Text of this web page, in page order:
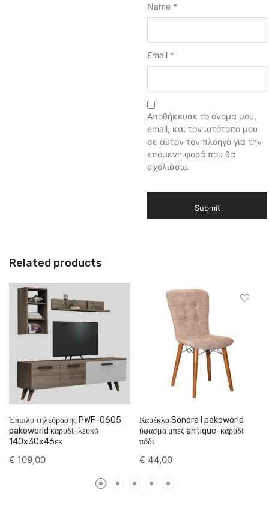
Name *
Email *
Αποθήκευσε το όνομά μου,
email, και τον ιστότοπο μου
σε αυτόν τον πλοηγό για την
επόμενη φορά που θα
σχολιάσω.
Related products
Έπιπλο τηλεόρασης PWF-0605
pakoworld καρυδί-λευκό
140x30x46εκ
€ 109,00
Καρέκλα Sonora I pakoworld
ύφασμα μπεζ antique-καρυδί
πόδι
€ 44,00